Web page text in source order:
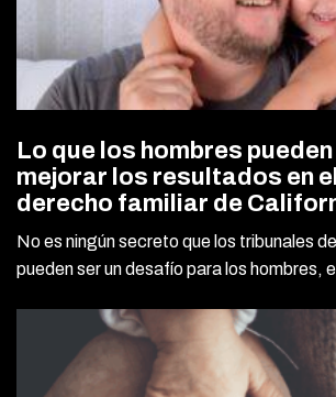
Lo que los hombres
mejorar los resultados en
derecho familiar de
No es ningún secreto que los tribunales
pueden ser un desafío para los hombres,